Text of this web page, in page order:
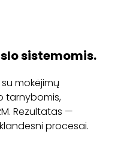
sistemomis.
mokėjimų
tarnybomis,
Rezultatas —
procesai.